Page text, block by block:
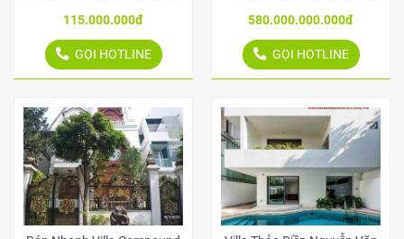
115.000.000đ
GỌI HOTLINE
580.000.000.000đ
GỌI HOTLINE